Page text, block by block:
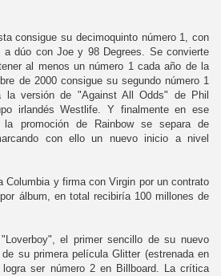
consigue su decimoquinto número 1, con
a dúo con Joe y 98 Degrees. Se convierte
al menos un número 1 cada año de la
de 2000 consigue su segundo número 1
la versión de "Against All Odds" de Phil
irlandés Westlife. Y finalmente en ese
promoción de Rainbow se separa de
con ello un nuevo inicio a nivel
Columbia y firma con Virgin por un contrato
álbum, en total recibiría 100 millones de
el primer sencillo de su nuevo
su primera película Glitter (estrenada en
ser número 2 en Billboard. La crítica